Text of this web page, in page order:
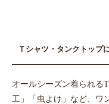
Ｔシャツ・タンクトップ
オールシーズン着られる
工」「虫よけ」など、ワ